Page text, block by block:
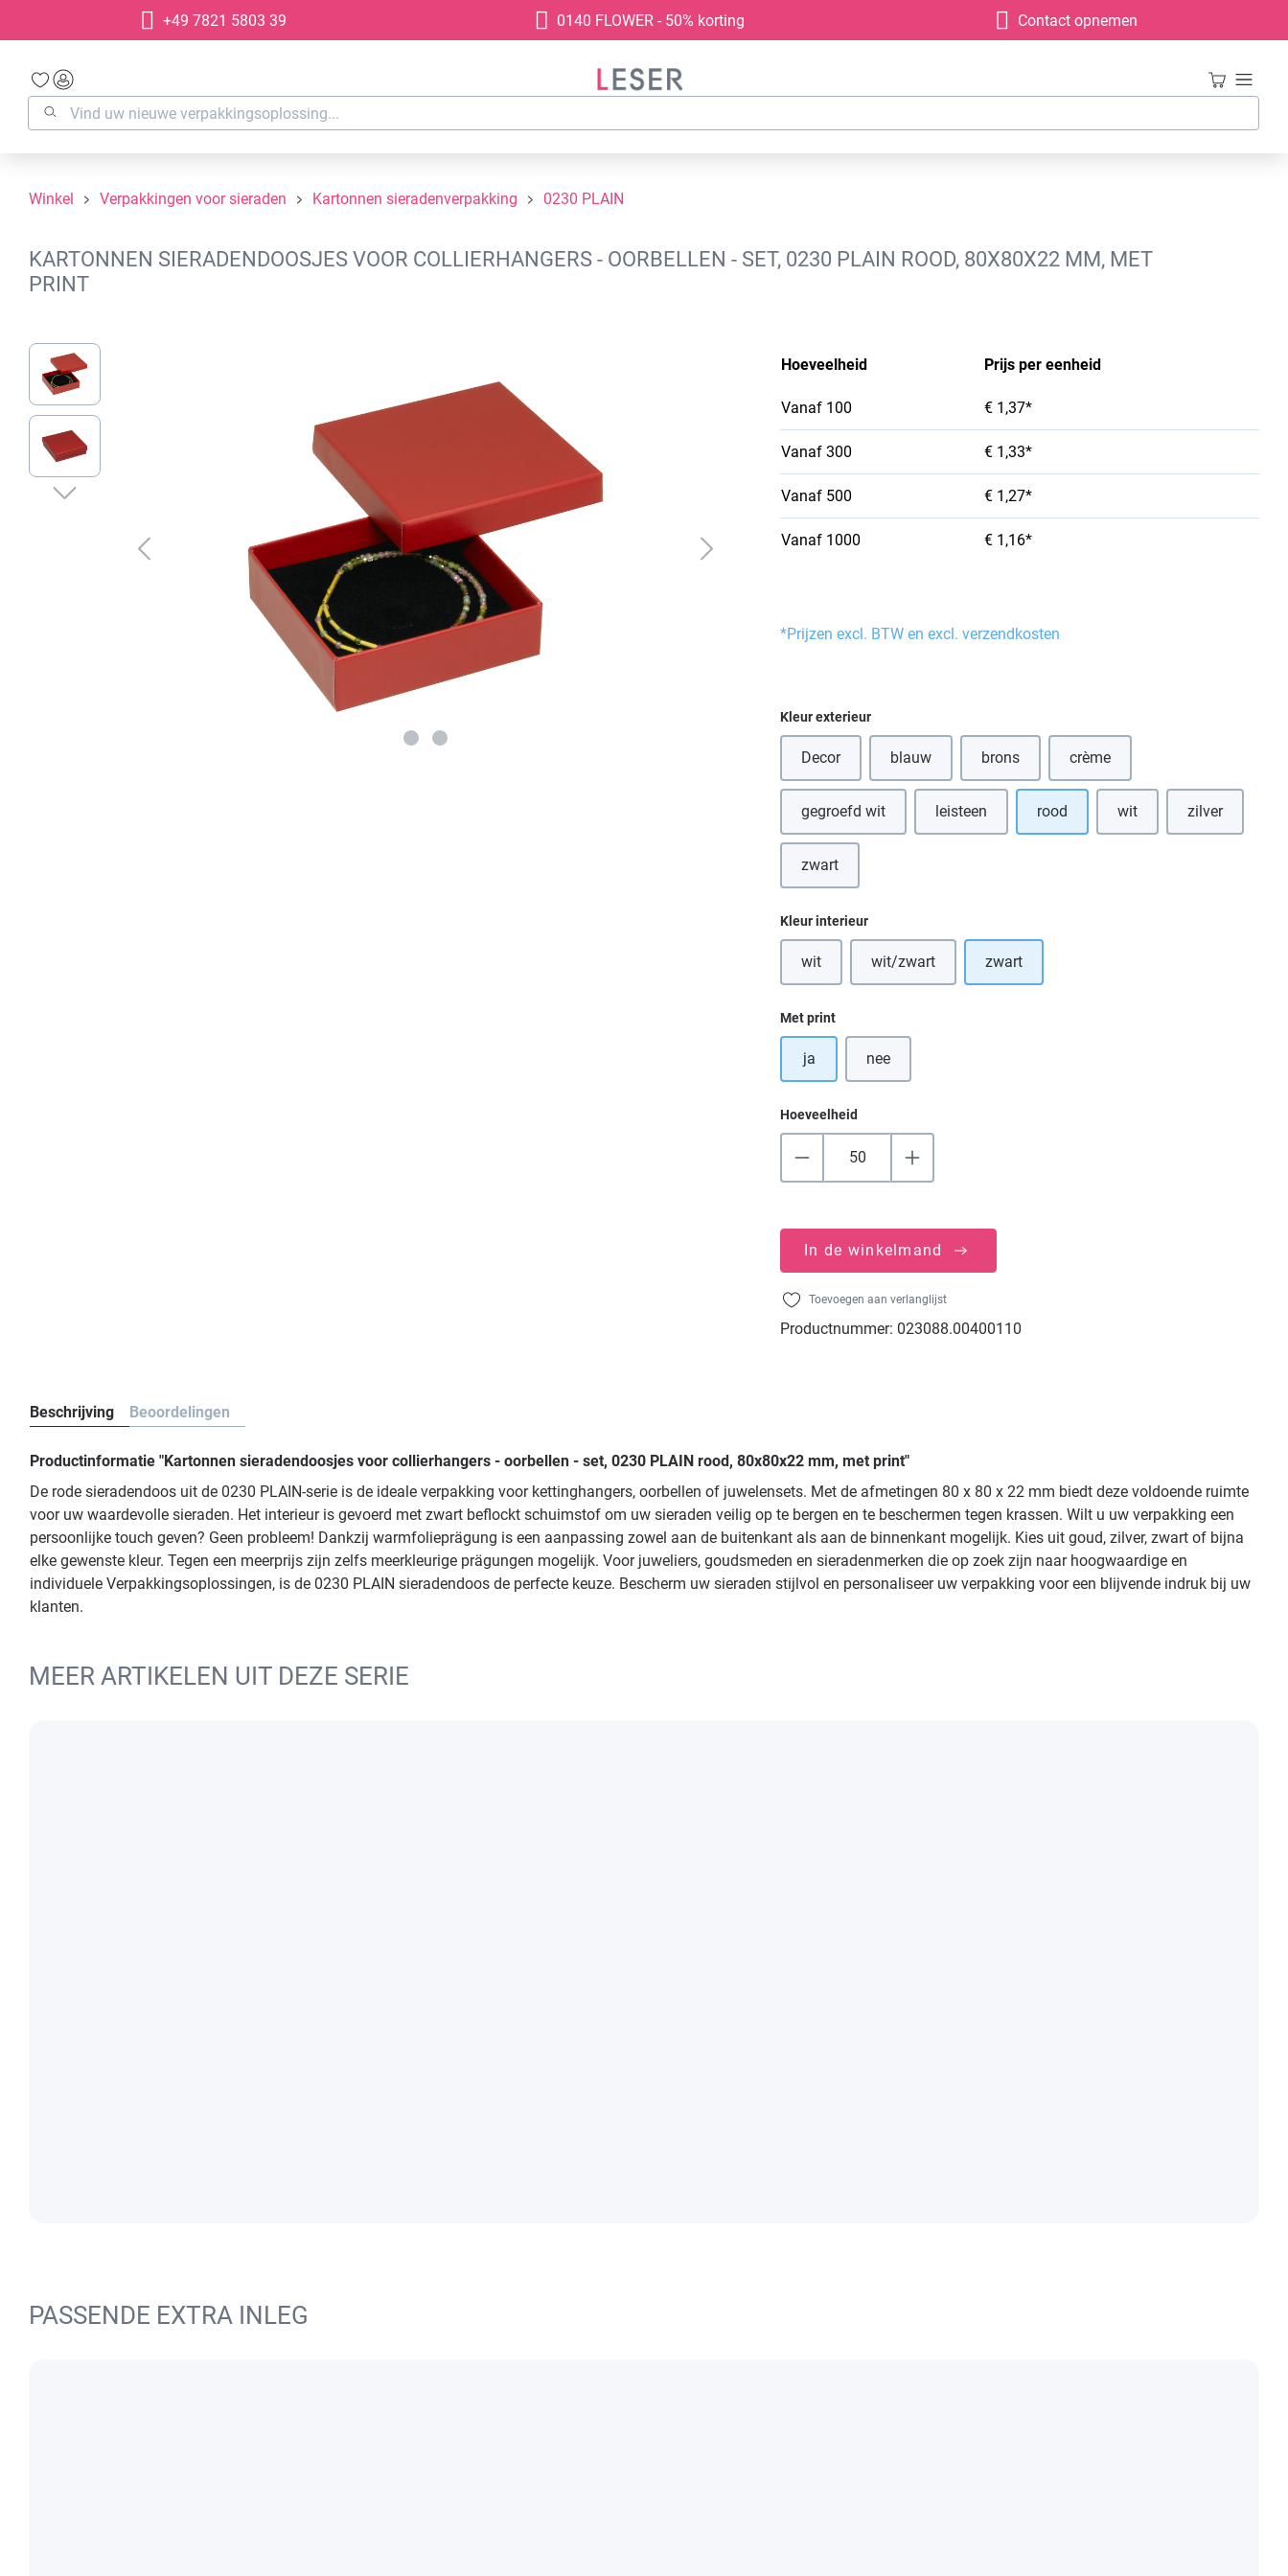
Ga naar de hoofdnavigatie
+49 7821 5803 39 0140 FLOWER - 50% korting Contact opnemen
Winkel Verpakkingen voor sieraden Kartonnen sieradenverpakking 0230 PLAIN
KARTONNEN SIERADENDOOSJES VOOR COLLIERHANGERS - OORBELLEN - SET, 0230 PLAIN ROOD, 80X80X22 MM, MET
PRINT
Afbeeldingengalerij overslaan
Hoeveelheid Prijs per eenheid
Vanaf 100 € 1,37*
Vanaf 300 € 1,33*
Vanaf 500 € 1,27*
Vanaf 1000 € 1,16*
*Prijzen excl. BTW en excl. verzendkosten
Selecteer
Kleur exterieur
Decor blauw(Deze optie is momenteel niet beschikbaar.)
brons(Deze optie is momenteel niet beschikbaar.)
crème(Deze optie is momenteel niet
gegroefd wit leisteen rood wit(Deze optie is momenteel
zilver
zwart
Selecteer
Kleur interieur
wit(Deze optie is momenteel niet beschikbaar.)
wit/zwart(Deze optie is momenteel niet beschikbaar.)
zwart
Selecteer
Met print
ja nee
Hoeveelheid
In de winkelmand
Toevoegen aan verlanglijst
Productnummer: 023088.00400110
Beschrijving Beoordelingen
Productinformatie "Kartonnen sieradendoosjes voor collierhangers - oorbellen - set, 0230 PLAIN rood, 80x80x22 mm, met print"
De rode sieradendoos uit de 0230 PLAIN-serie is de ideale verpakking voor kettinghangers, oorbellen of juwelensets. Met de afmetingen 80 x 80 x 22 mm biedt deze voldoende ruimte
voor uw waardevolle sieraden. Het interieur is gevoerd met zwart beflockt schuimstof om uw sieraden veilig op te bergen en te beschermen tegen krassen. Wilt u uw verpakking een
persoonlijke touch geven? Geen probleem! Dankzij warmfolieprägung is een aanpassing zowel aan de buitenkant als aan de binnenkant mogelijk. Kies uit goud, zilver, zwart of bijna
elke gewenste kleur. Tegen een meerprijs zijn zelfs meerkleurige prägungen mogelijk. Voor juweliers, goudsmeden en sieradenmerken die op zoek zijn naar hoogwaardige en
individuele Verpakkingsoplossingen, is de 0230 PLAIN sieradendoos de perfecte keuze. Bescherm uw sieraden stijlvol en personaliseer uw verpakking voor een blijvende indruk bij uw
klanten.
MEER ARTIKELEN UIT DEZE SERIE
PASSENDE EXTRA INLEG